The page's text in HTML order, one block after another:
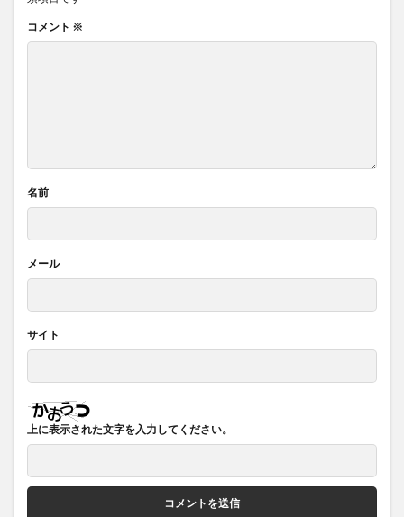
コメント ※
名前
メール
サイト
上に表示された文字を入力してください。